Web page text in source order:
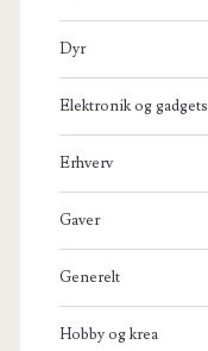
Dyr
Elektronik og gadgets
Erhverv
Gaver
Generelt
Hobby og krea